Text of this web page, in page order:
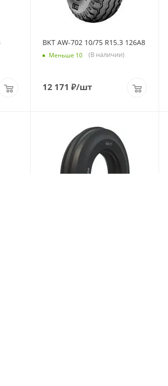
BKT AW-702 10/75 R15.3 126A8
Меньше 10 (В наличии)
12 171 ₽/шт